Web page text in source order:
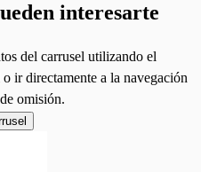
interesarte
del carrusel utilizando el
ir directamente a la navegación
omisión.